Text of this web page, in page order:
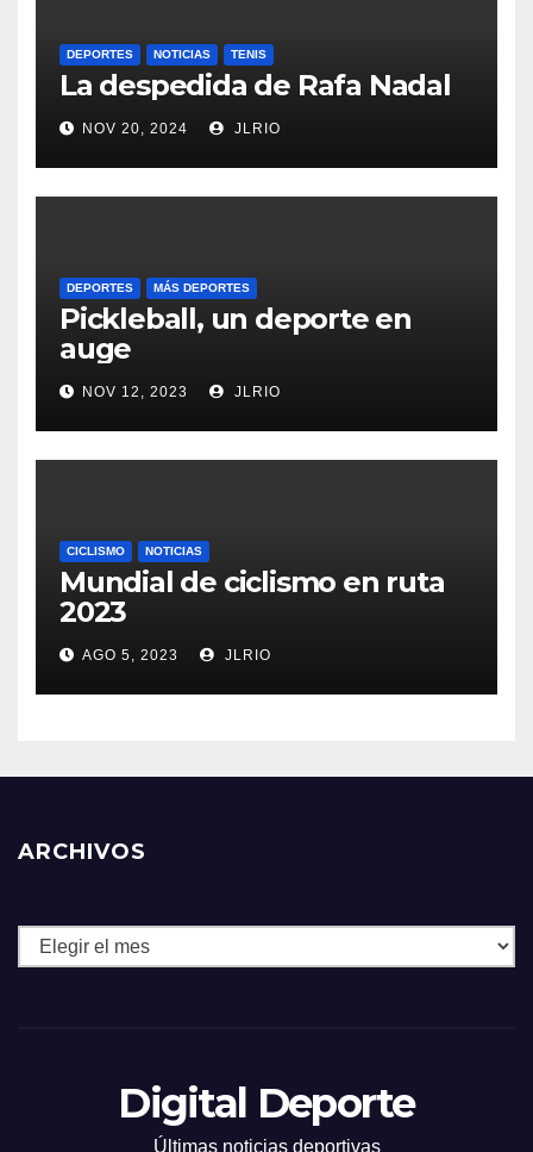
DEPORTES NOTICIAS TENIS
La despedida de Rafa Nadal
NOV 20, 2024 JLRIO
DEPORTES MÁS DEPORTES
Pickleball, un deporte en
auge
NOV 12, 2023 JLRIO
CICLISMO NOTICIAS
Mundial de ciclismo en ruta
2023
AGO 5, 2023 JLRIO
ARCHIVOS
Archivos
Digital Deporte
Últimas noticias deportivas